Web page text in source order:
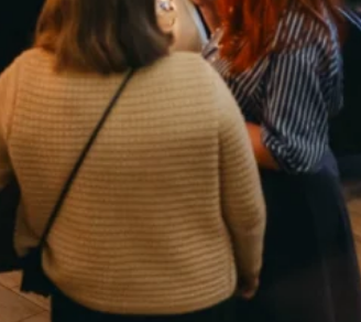
ruhige, konzentrierte Atmosphäre –
– Mutter, Grossmutter, Juristin,